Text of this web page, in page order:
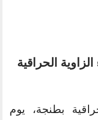
الحراقية
بطنجة، يوم